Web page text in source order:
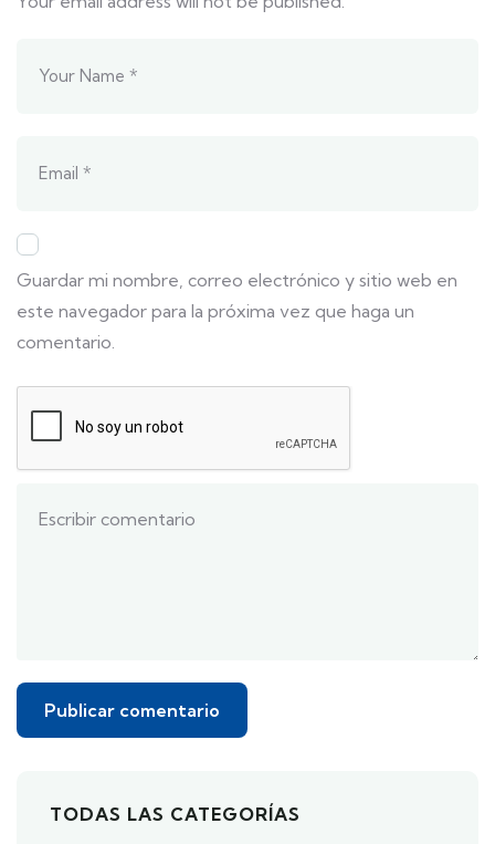
Guardar mi nombre, correo electrónico y sitio web en
este navegador para la próxima vez que haga un
comentario.
TODAS LAS CATEGORÍAS